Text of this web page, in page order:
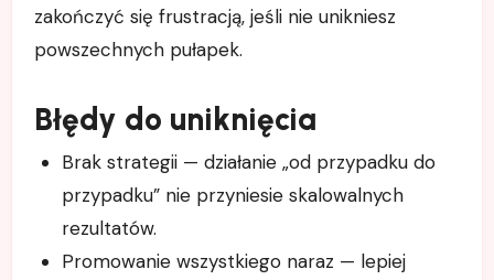
zakończyć się frustracją, jeśli nie unikniesz
powszechnych pułapek.
Błędy do uniknięcia
Brak strategii — działanie „od przypadku do
przypadku” nie przyniesie skalowalnych
rezultatów.
Promowanie wszystkiego naraz — lepiej